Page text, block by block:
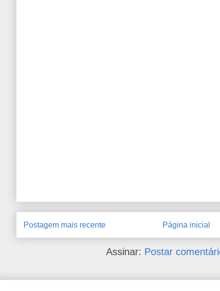
Postagem mais recente Página inicial
Assinar: Postar